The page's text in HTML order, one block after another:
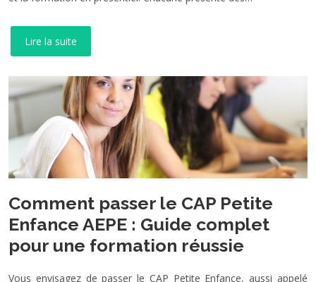
Lire la suite
Comment passer le CAP Petite
Enfance AEPE : Guide complet
pour une formation réussie
Vous envisagez de passer le CAP Petite Enfance, aussi appelé